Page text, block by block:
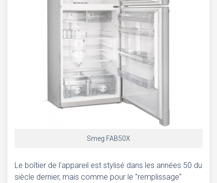
Smeg FAB50X
Le boîtier de l'appareil est stylisé dans les années 50 du
siècle dernier, mais comme pour le "remplissage"